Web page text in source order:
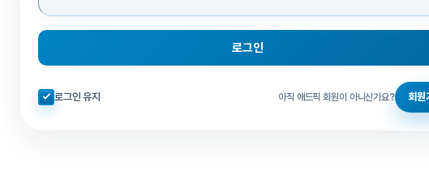
로그인
자동로그인 체크
로그인 유지 아직 애드픽 회원이 아니신가요? 회원